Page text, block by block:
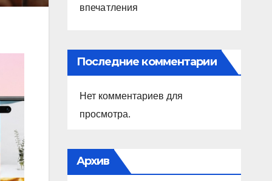
впечатления
Последние комментарии
Нет комментариев для
просмотра.
Архив